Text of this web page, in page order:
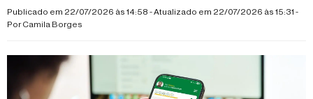
humorados entre internautas
Publicado em 22/07/2026 às 14:58 - Atualizado em 22/07/2026 às 15:31 -
PorCamila Borges